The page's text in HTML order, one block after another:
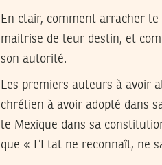
En clair, comment arracher
maitrise de leur destin, et
son autorité.
Les premiers auteurs à avoir
chrétien à avoir adopté dans
le Mexique dans sa
que « L’Etat ne reconnaît, ne